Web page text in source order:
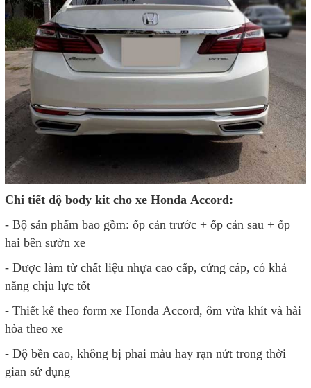
Chi tiết độ body kit cho xe Honda Accord:
- Bộ sản phẩm bao gồm: ốp cản trước + ốp cản sau + ốp
hai bên sườn xe
- Được làm từ chất liệu nhựa cao cấp, cứng cáp, có khả
năng chịu lực tốt
- Thiết kế theo form xe Honda Accord, ôm vừa khít và hài
hòa theo xe